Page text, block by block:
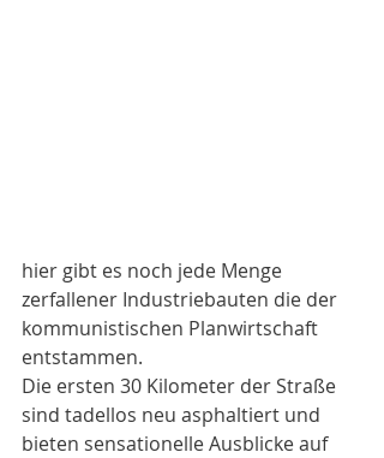
hier gibt es noch jede Menge
zerfallener Industriebauten die der
kommunistischen Planwirtschaft
entstammen.
Die ersten 30 Kilometer der Straße
sind tadellos neu asphaltiert und
bieten sensationelle Ausblicke auf